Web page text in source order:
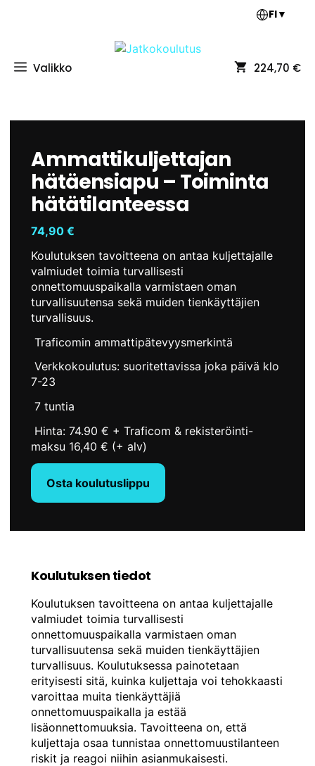
FI▼
Valikko 224,70 €
Ammattikuljettajan
hätäensiapu – Toiminta
hätätilanteessa
74,90€
Koulutuksen tavoitteena on antaa kuljettajalle
valmiudet toimia turvallisesti
onnettomuuspaikalla varmistaen oman
turvallisuutensa sekä muiden tienkäyttäjien
turvallisuus.
Traficomin ammattipätevyysmerkintä
Verkkokoulutus: suoritettavissa joka päivä klo
7-23
7 tuntia
Hinta: 74.90 € + Traficom & rekisteröinti-
maksu 16,40 € (+ alv)
Osta koulutuslippu
Koulutuksen tiedot
Koulutuksen tavoitteena on antaa kuljettajalle
valmiudet toimia turvallisesti
onnettomuuspaikalla varmistaen oman
turvallisuutensa sekä muiden tienkäyttäjien
turvallisuus. Koulutuksessa painotetaan
erityisesti sitä, kuinka kuljettaja voi tehokkaasti
varoittaa muita tienkäyttäjiä
onnettomuuspaikalla ja estää
lisäonnettomuuksia. Tavoitteena on, että
kuljettaja osaa tunnistaa onnettomuustilanteen
riskit ja reagoi niihin asianmukaisesti.